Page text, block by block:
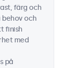
färg och
behov och
finish
med
på